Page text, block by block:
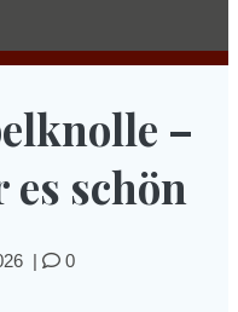
–
schön
0